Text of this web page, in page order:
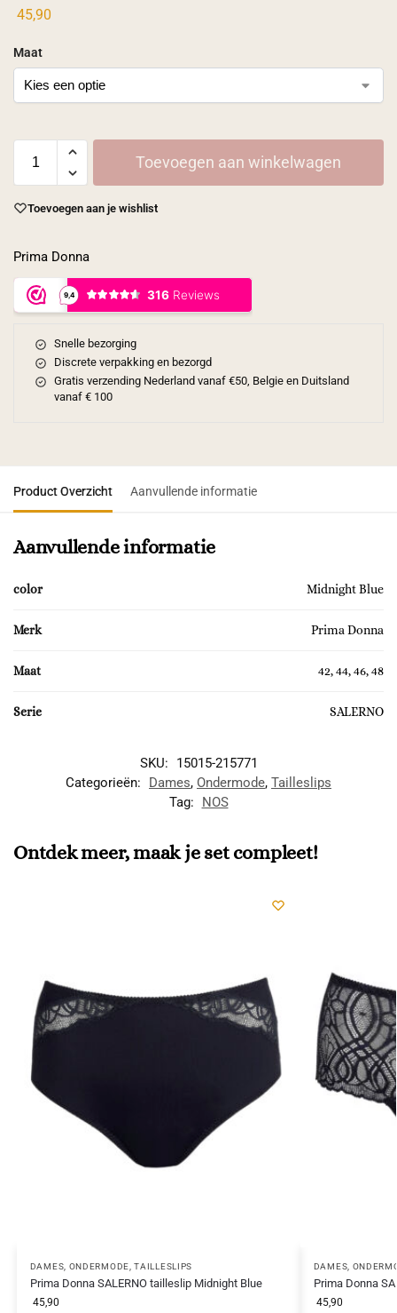
45,90
Maat
Toevoegen aan winkelwagen
Toevoegen aan je wishlist
Prima Donna
Snelle bezorging
Discrete verpakking en bezorgd
Gratis verzending Nederland vanaf €50, Belgie en Duitsland
vanaf € 100
Product Overzicht Aanvullende informatie
Aanvullende informatie
color Midnight Blue
Merk Prima Donna
Maat 42, 44, 46, 48
Serie SALERNO
SKU:
15015-215771
Categorieën:
Dames, Ondermode, Tailleslips
Tag:
NOS
Ontdek meer, maak je set compleet!
DAMES ONDERMODE ,TAILLESLIPS
Prima Donna SALERNO tailleslip Midnight Blue
45,90
DAMES
Prima Donna
45,90